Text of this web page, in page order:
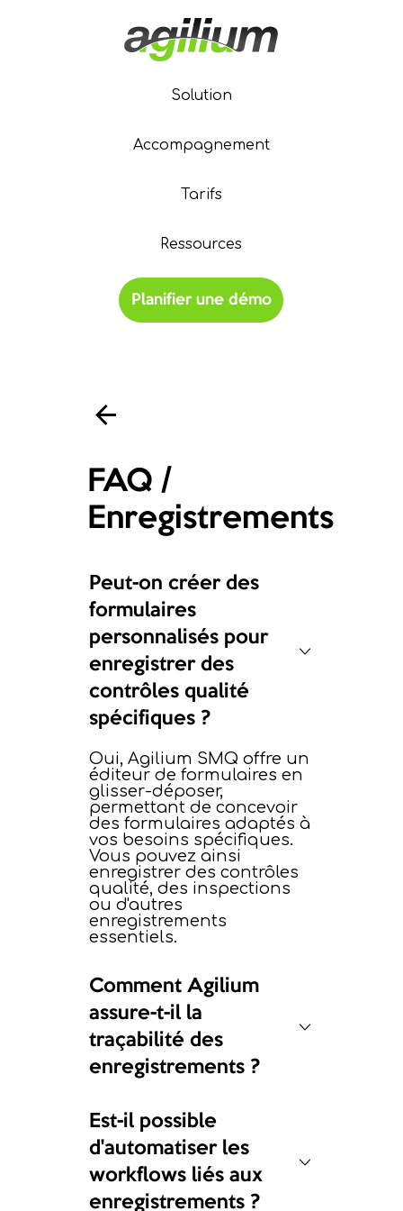
Planifier une démo
Ressources
Solution
Accompagnement
Tarifs
Peut-on créer des
formulaires
personnalisés pour
enregistrer des
contrôles qualité
spécifiques ?
Oui, Agilium SMQ offre un
éditeur de formulaires en
glisser-déposer,
permettant de concevoir
des formulaires adaptés à
vos besoins spécifiques.
Vous pouvez ainsi
enregistrer des contrôles
qualité, des inspections
ou d'autres
enregistrements
essentiels.
Comment Agilium
assure-t-il la
traçabilité des
enregistrements ?
métadonnées détaillées,
telles que la date, l'auteur,
le processus associé, etc.
Un journal d'événements
enregistre toutes les
actions, garantissant une
Est-il possible
d'automatiser les
workflows liés aux
enregistrements ?
FAQ /
Enregistrements